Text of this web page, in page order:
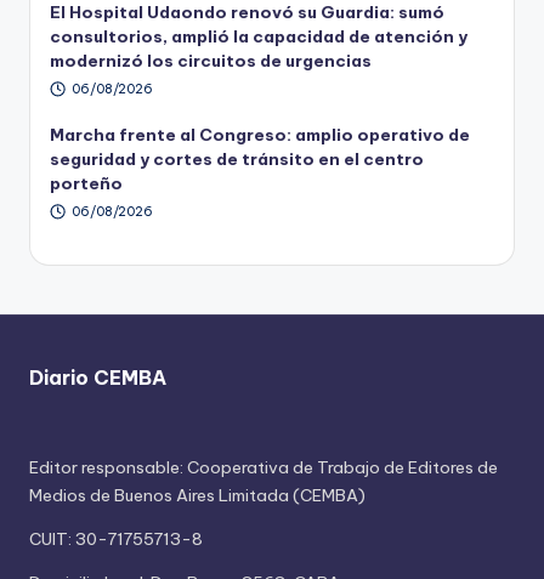
El Hospital Udaondo renovó su Guardia: sumó
consultorios, amplió la capacidad de atención y
modernizó los circuitos de urgencias
06/08/2026
Marcha frente al Congreso: amplio operativo de
seguridad y cortes de tránsito en el centro
porteño
06/08/2026
Diario CEMBA
Editor responsable: Cooperativa de Trabajo de Editores de
Medios de Buenos Aires Limitada (CEMBA)
CUIT: 30-71755713-8